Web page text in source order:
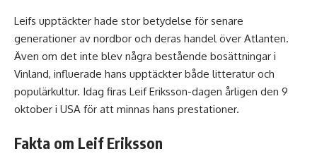
Leifs upptäckter hade stor betydelse för senare
generationer av nordbor och deras handel över Atlanten.
Även om det inte blev några bestående bosättningar i
Vinland, influerade hans upptäckter både litteratur och
populärkultur. Idag firas Leif Eriksson-dagen årligen den 9
oktober i USA för att minnas hans prestationer.
Fakta om Leif Eriksson